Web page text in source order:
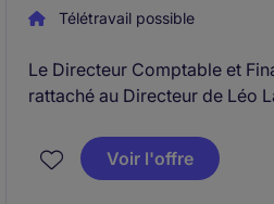
Télétravail possible
Le Directeur Comptable et
rattaché au Directeur de Léo
Financier Groupe et sera en
comptabilité de Léo Lagrange
Voir l'offre